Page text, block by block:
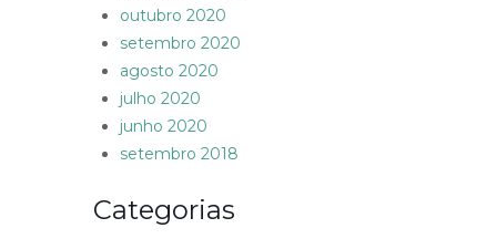
outubro 2020
setembro 2020
agosto 2020
julho 2020
junho 2020
setembro 2018
Categorias